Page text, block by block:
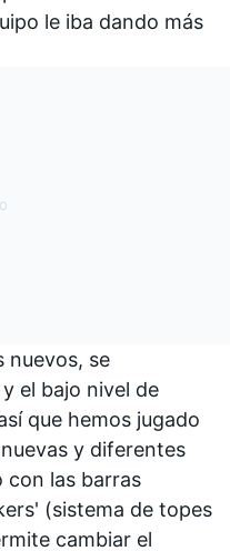
le iba dando más
nuevos, se
el bajo nivel de
que hemos jugado
y diferentes
con las barras
(sistema de topes
cambiar el